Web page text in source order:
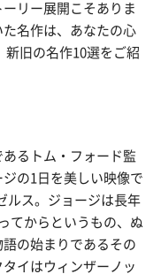
リー展開こそありま
名作は、あなたの心
新旧の名作10選をご紹
るトム・フォード監
の1日を美しい映像で
ルス。ジョージは長年
てからというもの、ぬ
の始まりであるその
イはウィンザーノッ